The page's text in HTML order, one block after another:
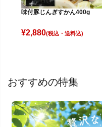
味付豚じんぎすかん400g
¥2,880(税込)
おすすめの特集